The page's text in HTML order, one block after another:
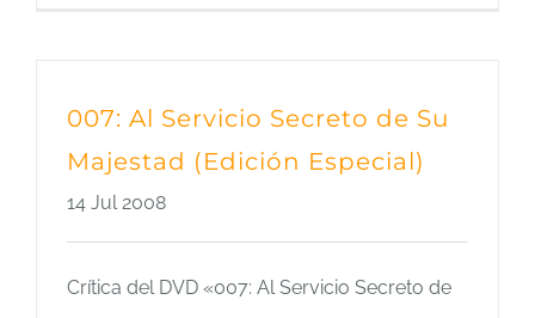
007: Al Servicio Secreto de Su
Majestad (Edición Especial)
14 Jul 2008
Crítica del DVD «007: Al Servicio Secreto de